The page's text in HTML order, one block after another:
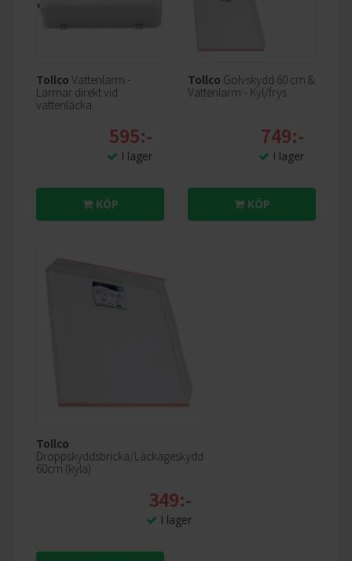
Tollco Vattenlarm -
Larmar direkt vid
vattenläcka
595:-
I lager
KÖP
Tollco Golvskydd 60 cm &
Vattenlarm - Kyl/frys
749:-
I lager
KÖP
Tollco
Droppskyddsbricka/Läckageskydd
60cm (kyla)
349:-
I lager